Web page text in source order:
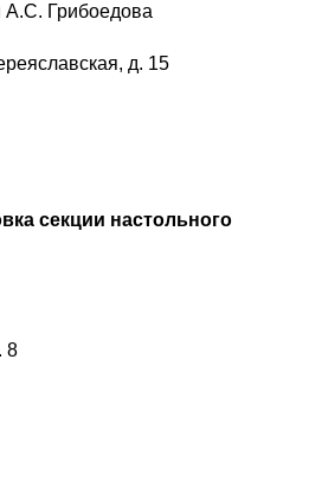
Грибоедова
д. 15
секции настольного
8